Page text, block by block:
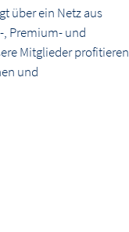
über ein Netz aus
Premium- und
Mitglieder profitieren
und